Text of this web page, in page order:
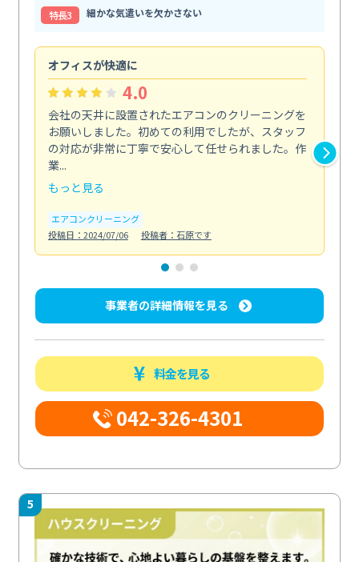
特⻑3
細かな気遣いを欠かさない
オフィスが快適に
4.0
会社の天井に設置されたエアコンのクリーニングを
お願いしました。初めての利用でしたが、スタッフ
の対応が非常に丁寧で安心して任せられました。作
業...
もっと見る
エアコンクリーニング
投稿日：2024/07/06
投稿者：石原です
事業者の詳細情報を見る
料金を見る
042-326-4301
5